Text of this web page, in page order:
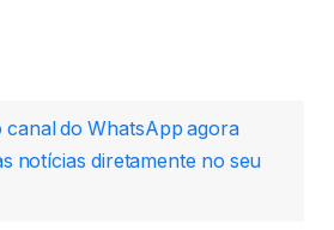
canal do WhatsApp agora
notícias diretamente no seu